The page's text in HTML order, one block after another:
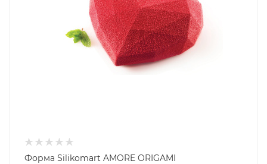
Форма Silikomart AMORE ORIGAMI